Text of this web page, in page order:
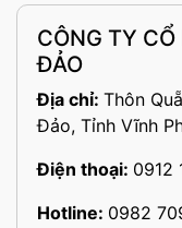
CÔNG TY
ĐẢO
Địa chỉ: Thôn
Đảo, Tỉnh Vĩnh
Điện thoại: 0912
Hotline: 0982